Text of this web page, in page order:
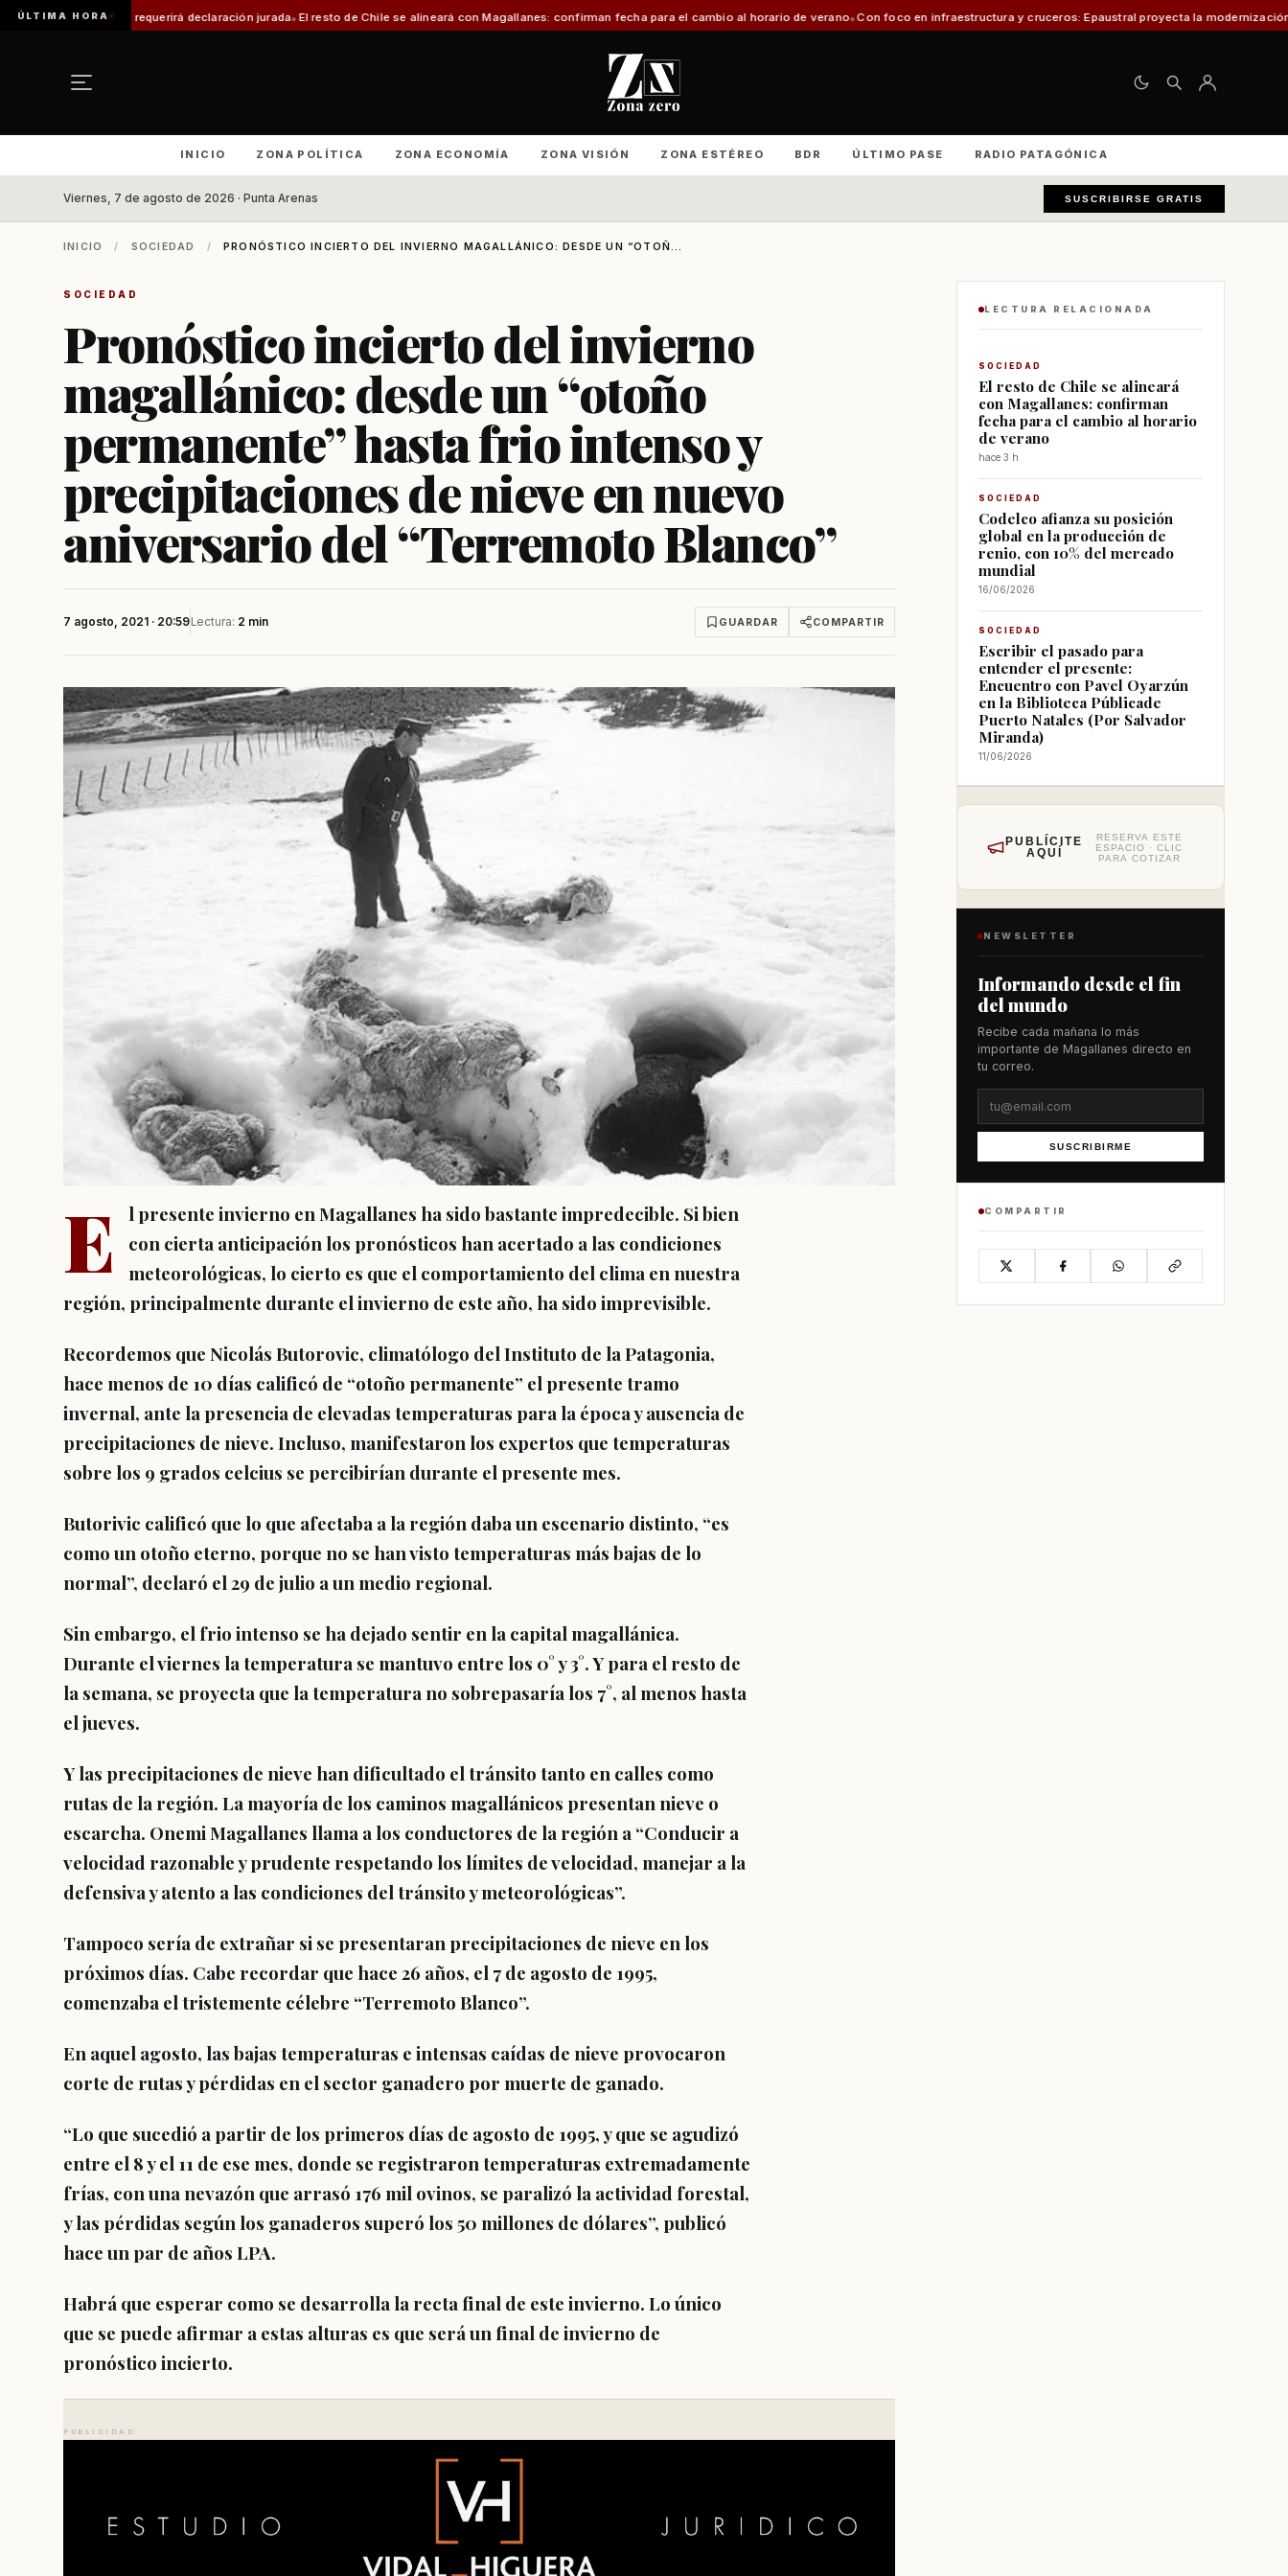
ÚLTIMA HORA
requerirá declaración jurada El resto de Chile se alineará con Magallanes: confirman fecha para el cambio al horario de verano Con foco en infraestructura y cruceros: Epaustral proyecta la modernización portuaria para el
INICIO ZONA POLÍTICA ZONA ECONOMÍA ZONA VISIÓN ZONA ESTÉREO BDR ÚLTIMO PASE RADIO PATAGÓNICA
Viernes, 7 de agosto de 2026 · Punta Arenas SUSCRIBIRSE GRATIS
INICIO / SOCIEDAD / PRONÓSTICO INCIERTO DEL INVIERNO MAGALLÁNICO: DESDE UN “OTOÑ...
SOCIEDAD
Pronóstico incierto del invierno
magallánico: desde un “otoño
permanente” hasta frio intenso y
precipitaciones de nieve en nuevo
aniversario del “Terremoto Blanco”
7 agosto, 2021 · 20:59Lectura: 2 min GUARDAR COMPARTIR
E
l presente invierno en Magallanes ha sido bastante impredecible. Si bien
con cierta anticipación los pronósticos han acertado a las condiciones
meteorológicas, lo cierto es que el comportamiento del clima en nuestra
región, principalmente durante el invierno de este año, ha sido imprevisible.
Recordemos que Nicolás Butorovic, climatólogo del Instituto de la Patagonia,
hace menos de 10 días calificó de “otoño permanente” el presente tramo
invernal, ante la presencia de elevadas temperaturas para la época y ausencia de
precipitaciones de nieve. Incluso, manifestaron los expertos que temperaturas
sobre los 9 grados celcius se percibirían durante el presente mes.
Butorivic calificó que lo que afectaba a la región daba un escenario distinto, “es
como un otoño eterno, porque no se han visto temperaturas más bajas de lo
normal”, declaró el 29 de julio a un medio regional.
Sin embargo, el frio intenso se ha dejado sentir en la capital magallánica.
Durante el viernes la temperatura se mantuvo entre los 0° y 3°. Y para el resto de
la semana, se proyecta que la temperatura no sobrepasaría los 7°, al menos hasta
el jueves.
Y las precipitaciones de nieve han dificultado el tránsito tanto en calles como
rutas de la región. La mayoría de los caminos magallánicos presentan nieve o
escarcha. Onemi Magallanes llama a los conductores de la región a “Conducir a
velocidad razonable y prudente respetando los límites de velocidad, manejar a la
defensiva y atento a las condiciones del tránsito y meteorológicas”.
Tampoco sería de extrañar si se presentaran precipitaciones de nieve en los
próximos días. Cabe recordar que hace 26 años, el 7 de agosto de 1995,
comenzaba el tristemente célebre “Terremoto Blanco”.
En aquel agosto, las bajas temperaturas e intensas caídas de nieve provocaron
corte de rutas y pérdidas en el sector ganadero por muerte de ganado.
“Lo que sucedió a partir de los primeros días de agosto de 1995, y que se agudizó
entre el 8 y el 11 de ese mes, donde se registraron temperaturas extremadamente
frías, con una nevazón que arrasó 176 mil ovinos, se paralizó la actividad forestal,
y las pérdidas según los ganaderos superó los 50 millones de dólares”, publicó
hace un par de años LPA.
Habrá que esperar como se desarrolla la recta final de este invierno. Lo único
que se puede afirmar a estas alturas es que será un final de invierno de
pronóstico incierto.
PUBLICIDAD
LECTURA RELACIONADA
SOCIEDAD
El resto de Chile se alineará
con Magallanes: confirman
fecha para el cambio al horario
de verano
hace 3 h
SOCIEDAD
Codelco afianza su posición
global en la producción de
renio, con 10% del mercado
mundial
16/06/2026
SOCIEDAD
Escribir el pasado para
entender el presente:
Encuentro con Pavel Oyarzún
en la Biblioteca Públicade
Puerto Natales (Por Salvador
Miranda)
11/06/2026
PUBLÍCITE
AQUÍ
RESERVA ESTE
ESPACIO · CLIC
PARA COTIZAR
NEWSLETTER
Informando desde el fin
del mundo
Recibe cada mañana lo más
importante de Magallanes directo en
tu correo.
SUSCRIBIRME
COMPARTIR